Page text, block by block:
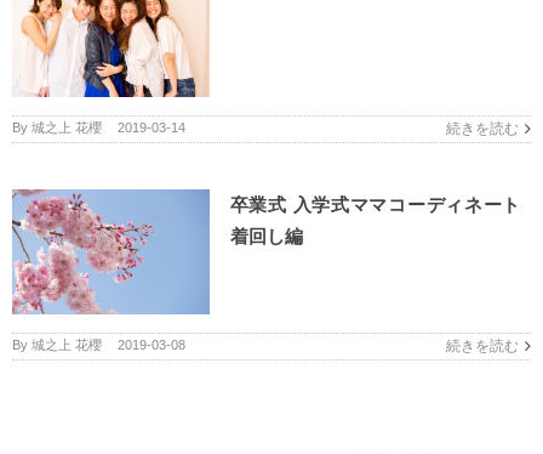
By 城之上 花櫻 2019-03-14 続きを読む
卒業式 入学式ママコーディネート
着回し編
By 城之上 花櫻 2019-03-08 続きを読む